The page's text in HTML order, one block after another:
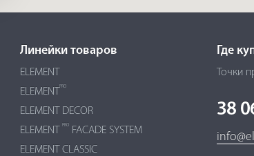
Линейки товаров
ELEMENT
ELEMENT
PRO
ELEMENT DECOR
ELEMENT
PRO
FACADE SYSTEM
ELEMENT CLASSIC
Где
Точки
38